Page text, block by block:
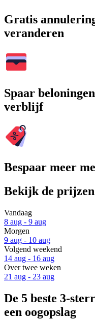
Gratis
veranderen
Spaar
verblijf
Bespaar meer
Bekijk de
Vandaag
8 aug - 9 aug
Morgen
9 aug - 10 aug
Volgend weekend
14 aug - 16 aug
Over twee weken
21 aug - 23 aug
De 5 beste 3-
een oogopslag